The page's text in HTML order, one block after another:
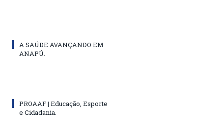
A SAÚDE AVANÇANDO EM
ANAPÚ.
PROAAF | Educação, Esporte
e Cidadania.